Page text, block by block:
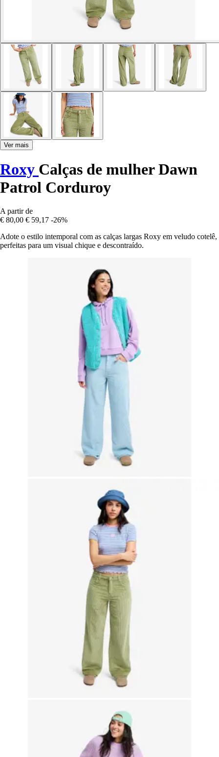
Ver mais
Roxy Calças de mulher Dawn
Patrol Corduroy
A partir de
€ 80,00 € 59,17 -26%
Adote o estilo intemporal com as calças largas Roxy em veludo cotelê,
perfeitas para um visual chique e descontraído.